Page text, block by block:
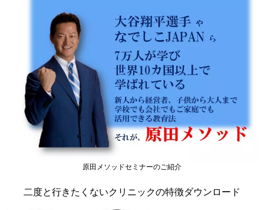
原田メソッドセミナーのご紹介
二度と行きたくないクリニックの特徴ダウンロード